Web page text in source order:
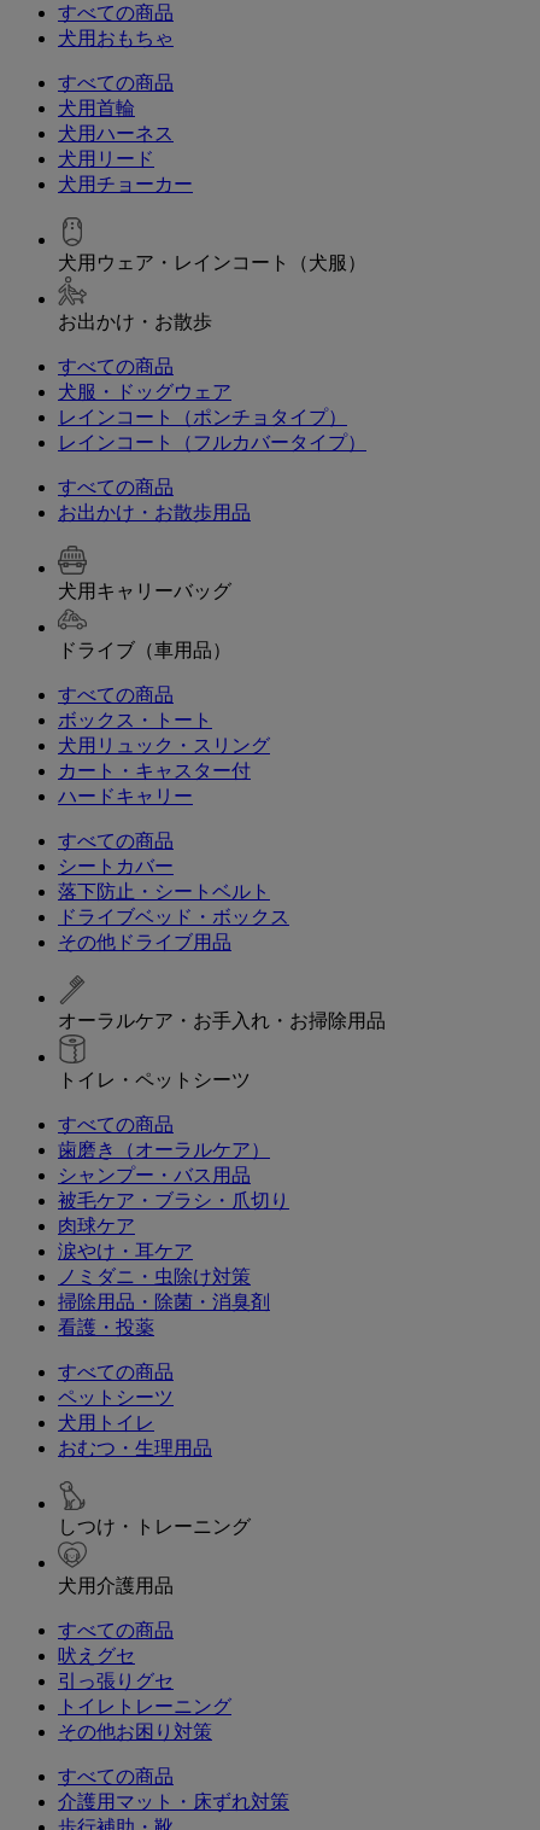
すべての商品
犬用おもちゃ
すべての商品
犬用首輪
犬用ハーネス
犬用リード
犬用チョーカー
犬用ウェア・レインコート（犬服）
お出かけ・お散歩
すべての商品
犬服・ドッグウェア
レインコート（ポンチョタイプ）
レインコート（フルカバータイプ）
すべての商品
お出かけ・お散歩用品
犬用キャリーバッグ
ドライブ（車用品）
すべての商品
ボックス・トート
犬用リュック・スリング
カート・キャスター付
ハードキャリー
すべての商品
シートカバー
落下防止・シートベルト
ドライブベッド・ボックス
その他ドライブ用品
オーラルケア・お手入れ・お掃除用品
トイレ・ペットシーツ
すべての商品
歯磨き（オーラルケア）
シャンプー・バス用品
被毛ケア・ブラシ・爪切り
肉球ケア
涙やけ・耳ケア
ノミダニ・虫除け対策
掃除用品・除菌・消臭剤
看護・投薬
すべての商品
ペットシーツ
犬用トイレ
おむつ・生理用品
しつけ・トレーニング
犬用介護用品
すべての商品
吠えグセ
引っ張りグセ
トイレトレーニング
その他お困り対策
すべての商品
介護用マット・床ずれ対策